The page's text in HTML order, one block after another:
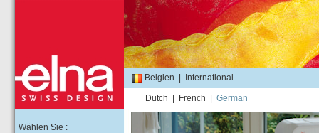
Belgien International
Dutch French German
Wählen Sie :